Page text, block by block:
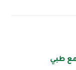
طبي